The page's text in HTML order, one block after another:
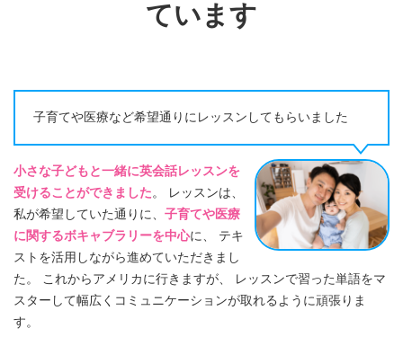
ています
子育てや医療など希望通りにレッスンしてもらいました
小さな子どもと一緒に英会話レッスンを
受けることができました。 レッスンは、
私が希望していた通りに、 子育てや医療
に関するボキャブラリーを中心に、 テキ
ストを活用しながら進めていただきまし
た。 これからアメリカに行きますが、 レッスンで習った単語をマ
スターして幅広くコミュニケーションが取れるように頑張りま
す。